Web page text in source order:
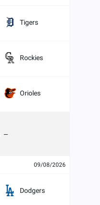
Tigers
Rockies
Orioles
09/08/2026
Dodgers